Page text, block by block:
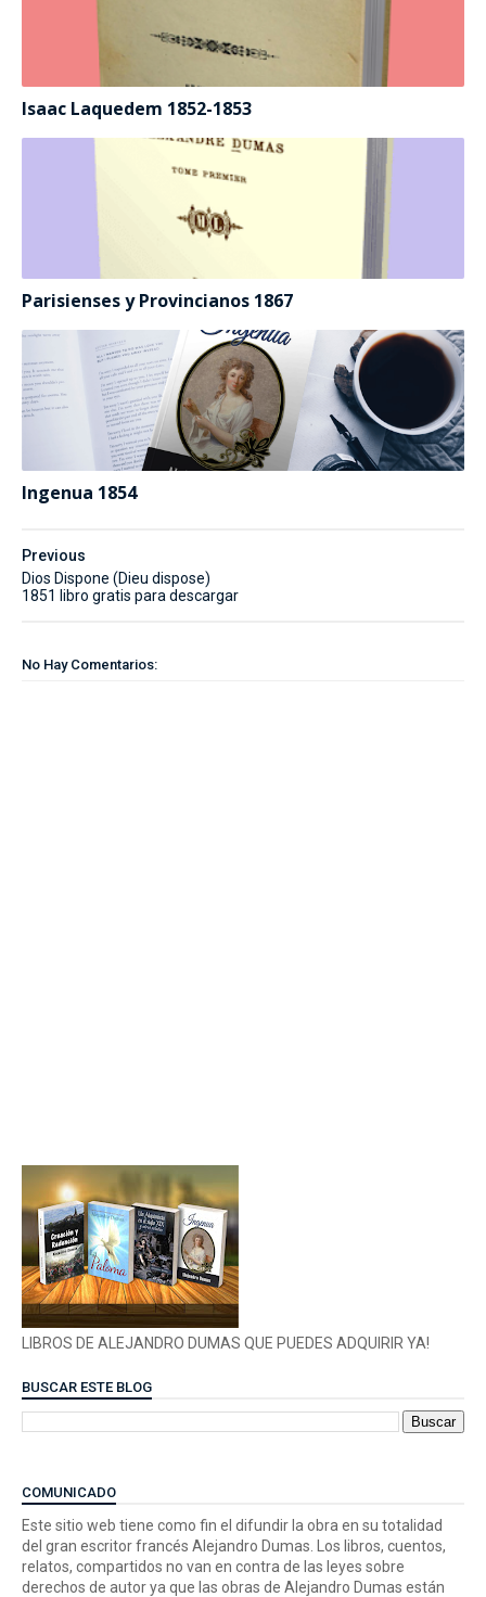
Isaac Laquedem 1852-1853
Parisienses y Provincianos 1867
Ingenua 1854
Previous
Dios Dispone (Dieu dispose)
1851 libro gratis para descargar
No Hay Comentarios:
LIBROS DE ALEJANDRO DUMAS QUE PUEDES ADQUIRIR YA!
BUSCAR ESTE BLOG
COMUNICADO
Este sitio web tiene como fin el difundir la obra en su totalidad
del gran escritor francés Alejandro Dumas. Los libros, cuentos,
relatos, compartidos no van en contra de las leyes sobre
derechos de autor ya que las obras de Alejandro Dumas están